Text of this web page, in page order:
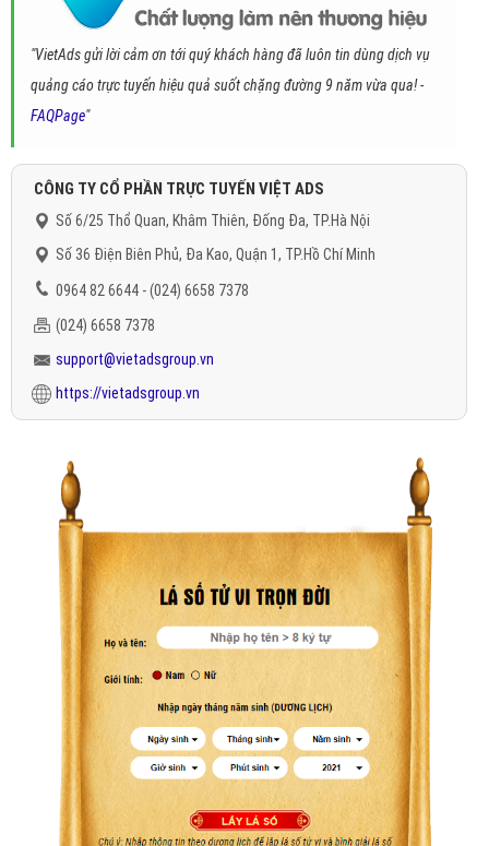
"VietAds gửi lời cảm ơn tới quý khách hàng đã luôn tin dùng dịch vụ
quảng cáo trực tuyến hiệu quả suốt chặng đường 9 năm vừa qua! -
FAQPage"
CÔNG TY CỔ PHẦN TRỰC TUYẾN VIỆT ADS
Số 6/25 Thổ Quan, Khâm Thiên, Đống Đa, TP.Hà Nội
Số 36 Điện Biên Phủ, Đa Kao, Quận 1, TP.Hồ Chí Minh
0964 82 6644 - (024) 6658 7378
(024) 6658 7378
support@vietadsgroup.vn
https://vietadsgroup.vn